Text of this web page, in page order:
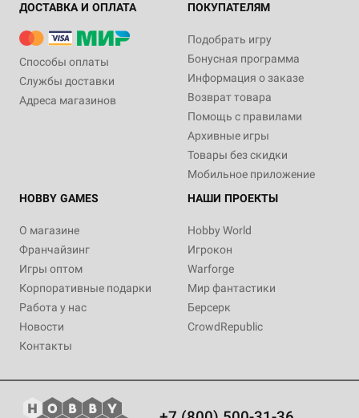
ДОСТАВКА И ОПЛАТА
Способы оплаты
Службы доставки
Адреса магазинов
ПОКУПАТЕЛЯМ
Подобрать игру
Бонусная программа
Информация о заказе
Возврат товара
Помощь с правилами
Архивные игры
Товары без скидки
Мобильное приложение
HOBBY GAMES
О магазине
Франчайзинг
Игры оптом
Корпоративные подарки
Работа у нас
Новости
Контакты
НАШИ ПРОЕКТЫ
Hobby World
Игрокон
Warforge
Мир фантастики
Берсерк
CrowdRepublic